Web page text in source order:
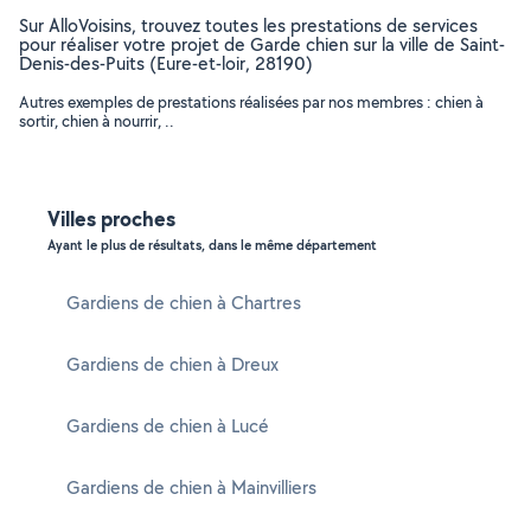
Sur AlloVoisins, trouvez toutes les prestations de services
pour réaliser votre projet de Garde chien sur la ville de Saint-
Denis-des-Puits (Eure-et-loir, 28190)
Autres exemples de prestations réalisées par nos membres : chien à
sortir, chien à nourrir, ..
Villes proches
Ayant le plus de résultats, dans le même département
Gardiens de chien à Chartres
Gardiens de chien à Dreux
Gardiens de chien à Lucé
Gardiens de chien à Mainvilliers